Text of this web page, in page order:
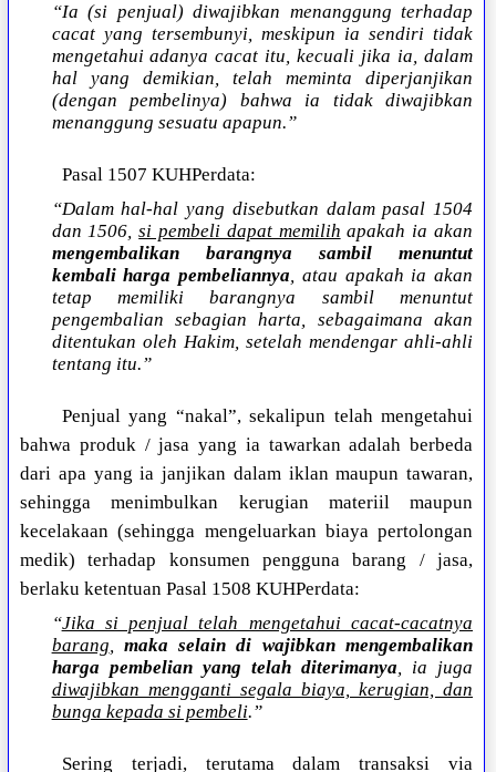
“Ia (si penjual) diwajibkan menanggung terhadap
cacat yang tersembunyi, meskipun ia sendiri tidak
mengetahui adanya cacat itu, kecuali jika ia, dalam
hal yang demikian, telah meminta diperjanjikan
(dengan pembelinya) bahwa ia tidak diwajibkan
menanggung sesuatu apapun.”
Pasal 1507 KUHPerdata:
“Dalam hal-hal yang disebutkan dalam pasal 1504
dan 1506,si pembeli dapat memilih apakah ia akan
mengembalikan barangnya sambil menuntut
kembali harga pembeliannya, atau apakah ia akan
tetap memiliki barangnya sambil menuntut
pengembalian sebagian harta, sebagaimana akan
ditentukan oleh Hakim, setelah mendengar ahli-ahli
tentang itu.”
Penjual yang “nakal”, sekalipun telah mengetahui
bahwa produk / jasa yang ia tawarkan adalah berbeda
dari apa yang ia janjikan dalam iklan maupun tawaran,
sehingga menimbulkan kerugian materiil maupun
kecelakaan (sehingga mengeluarkan biaya pertolongan
medik) terhadap konsumen pengguna barang / jasa,
berlaku ketentuan Pasal 1508 KUHPerdata:
“Jika si penjual telah mengetahui cacat-cacatnya
barang, maka selain di wajibkan mengembalikan
harga pembelian yang telah diterimanya, ia juga
diwajibkan mengganti segala biaya, kerugian, dan
bunga kepada si pembeli.”
Sering terjadi, terutama dalam transaksi via